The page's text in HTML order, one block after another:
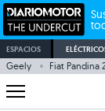
ESPACIOS
Geely Fiat Pandina